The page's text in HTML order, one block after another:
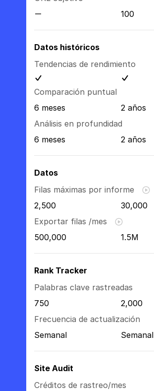
100
Datos históricos
Tendencias de rendimiento
Comparación puntual
6 meses
2 años
Análisis en profundidad
6 meses
2 años
Datos
Filas máximas por informe
2,500
30,000
Exportar filas /mes
500,000
1.5M
Rank Tracker
Palabras clave rastreadas
750
2,000
Frecuencia de actualización
Semanal
Semanal
Site Audit
Créditos de rastreo/mes